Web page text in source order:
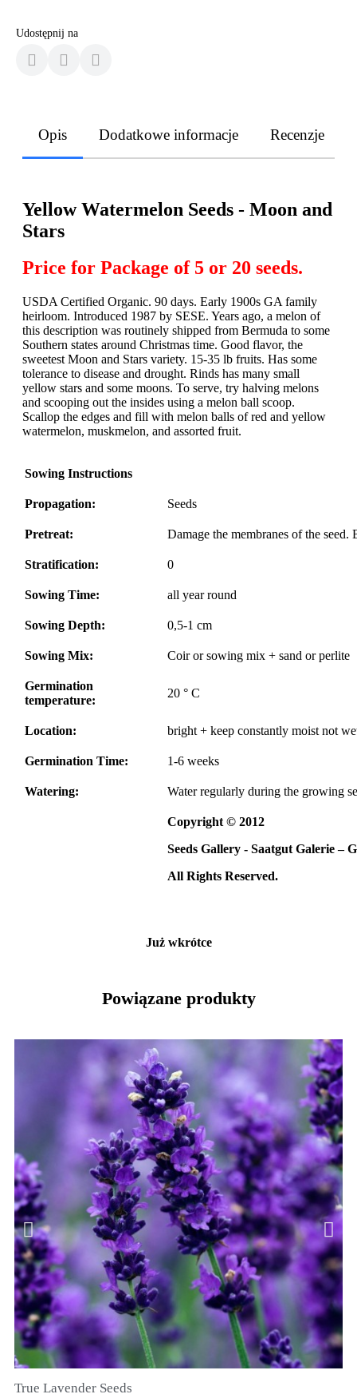
Udostępnij na
Opis Dodatkowe informacje Recenzje
Yellow Watermelon Seeds - Moon and
Stars
Price for Package of5 or 20 seeds.
USDA Certified Organic. 90 days. Early 1900s GA family
heirloom. Introduced 1987 by SESE. Years ago, a melon of
this description was routinely shipped from Bermuda to some
Southern states around Christmas time. Good flavor, the
sweetest Moon and Stars variety. 15-35 lb fruits. Has some
tolerance to disease and drought. Rinds has many small
yellow stars and some moons. To serve, try halving melons
and scooping out the insides using a melon ball scoop.
Scallop the edges and fill with melon balls of red and yellow
watermelon, muskmelon, and assorted fruit.
Sowing Instructions
Propagation: Seeds
Pretreat: Damage the membranes of the
Stratification: 0
Sowing Time: all year round
Sowing Depth: 0,5-1 cm
Sowing Mix: Coir or sowing mix + sand or perlite
Germination
temperature:
20 ° C
Location: bright + keep constantly moist not
Germination Time: 1-6 weeks
Watering: Water regularly during the growing
Copyright © 2012
Seeds Gallery - Saatgut Galerie –
All Rights Reserved.
Już wkrótce
Powiązane produkty
SZYBKI PODGLĄD
True Lavender Seeds